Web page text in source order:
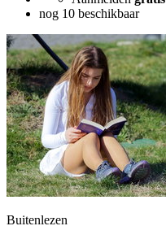
nog 10 beschikbaar
Buitenlezen